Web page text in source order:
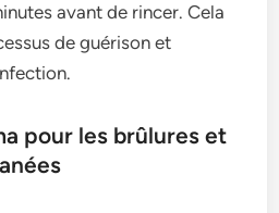
avant de rincer. Cela
de guérison et
pour les brûlures et